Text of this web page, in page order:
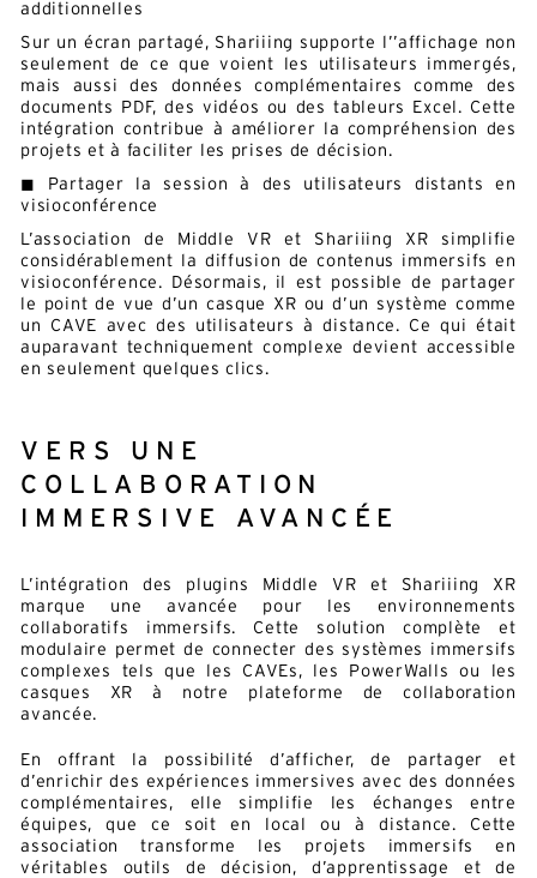
additionnelles
Sur un écran partagé, Shariiing supporte l’’affichage non
seulement de ce que voient les utilisateurs immergés,
mais aussi des données complémentaires comme des
documents PDF, des vidéos ou des tableurs Excel. Cette
intégration contribue à améliorer la compréhension des
projets et à faciliter les prises de décision.
◼ Partager la session à des utilisateurs distants en
visioconférence
L’association de Middle VR et Shariiing XR simplifie
considérablement la diffusion de contenus immersifs en
visioconférence. Désormais, il est possible de partager
le point de vue d’un casque XR ou d’un système comme
un CAVE avec des utilisateurs à distance. Ce qui était
auparavant techniquement complexe devient accessible
en seulement quelques clics.
VERS UNE
COLLABORATION
IMMERSIVE AVANCÉE
L’intégration des plugins Middle VR et Shariiing XR
marque une avancée pour les environnements
collaboratifs immersifs. Cette solution complète et
modulaire permet de connecter des systèmes immersifs
complexes tels que les CAVEs, les PowerWalls ou les
casques XR à notre plateforme de collaboration
avancée.
En offrant la possibilité d’afficher, de partager et
d’enrichir des expériences immersives avec des données
complémentaires, elle simplifie les échanges entre
équipes, que ce soit en local ou à distance. Cette
association transforme les projets immersifs en
véritables outils de décision, d’apprentissage et de
E-mail*
En soumettant ce formulaire, j'accepte la
politique de confidentialité*
Ce site est protégé par reCAPTCHA et Google :